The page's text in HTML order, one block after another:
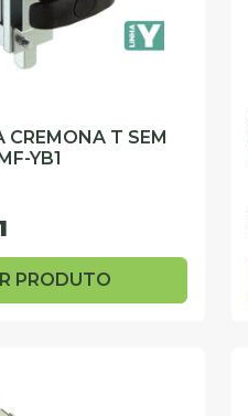
CREMONA T SEM
YB1
PRODUTO